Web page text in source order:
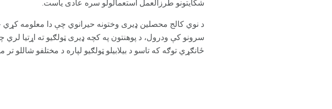
شکایتونو طرزالعمل استعمالولو سره عادی یاست.
د نوي کالج محصلین ډیری وختونه حیرانوي چې دا معلومه
ځانګړي توګه که تاسو د بیلابیلو ټولګیو لپاره د مختلفو شاللو